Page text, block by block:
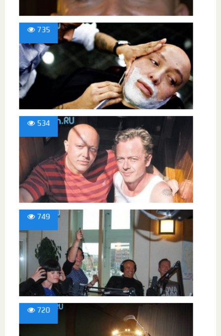
735
534
749
720